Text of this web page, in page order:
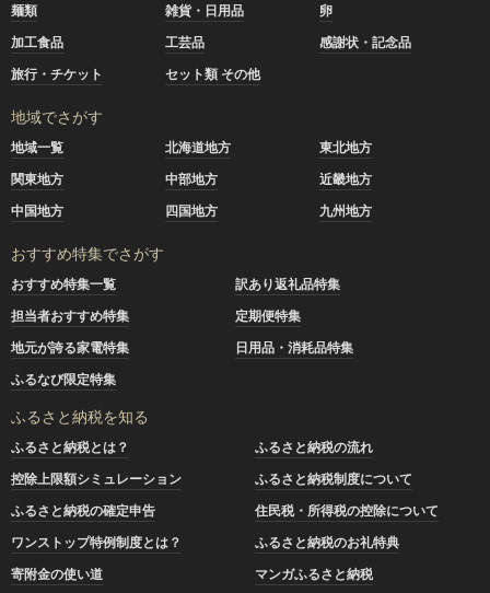
麺類
雑貨・日用品
卵
加工食品
工芸品
感謝状・記念品
旅行・チケット
セット類 その他
地域でさがす
地域一覧 北海道地方
東北地方
関東地方
中部地方
近畿地方
中国地方
四国地方 九州地方
おすすめ特集でさがす
おすすめ特集一覧
訳あり返礼品特集
担当者おすすめ特集
定期便特集
地元が誇る家電特集
日用品・消耗品特集
ふるなび限定特集
ふるさと納税を知る
ふるさと納税とは？
ふるさと納税の流れ
控除上限額シミュレーション
ふるさと納税制度について
ふるさと納税の確定申告
住民税・所得税の控除について
ワンストップ特例制度とは？
ふるさと納税のお礼特典
寄附金の使い道
マンガふるさと納税